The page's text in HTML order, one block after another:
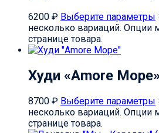
6200 ₽ Выберите параметры
несколько вариаций. Опции
странице товара.
Худи «Аmore Море»
8700 ₽ Выберите параметры
несколько вариаций. Опции
странице товара.